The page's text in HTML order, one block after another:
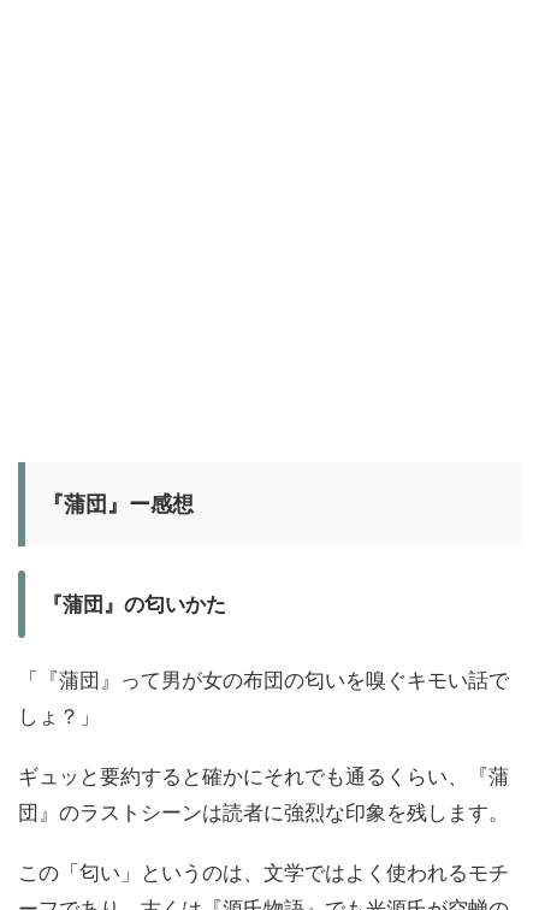
『蒲団』ー感想
『蒲団』の匂いかた
「『蒲団』って男が女の布団の匂いを嗅ぐキモい話で
しょ？」
ギュッと要約すると確かにそれでも通るくらい、『蒲
団』のラストシーンは読者に強烈な印象を残します。
この「匂い」というのは、文学ではよく使われるモチ